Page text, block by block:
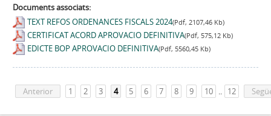
Documents associats:
TEXT REFOS ORDENANCES FISCALS 2024(Pdf, 2107,46 Kb)
CERTIFICAT ACORD APROVACIO DEFINITIVA(Pdf, 575,12 Kb)
EDICTE BOP APROVACIO DEFINITIVA(Pdf, 5560,45 Kb)
Anterior 1 2 3 4 5 6 7 8 9 10 12